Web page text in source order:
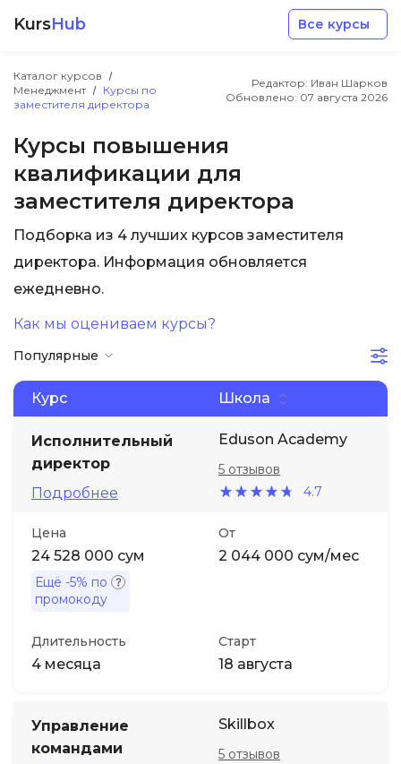
KursHub Все курсы
Каталог курсов
Менеджмент
Курсы по
заместителя директора
Редактор: Иван Шарков
Обновлено: 07 августа 2026
Курсы повышения
квалификации для
заместителя директора
Подборка из 4 лучших курсов заместителя
директора. Информация обновляется
ежедневно.
Как мы оцениваем курсы?
Популярные
Курс Школа
Исполнительный
директор
Подробнее
Eduson Academy
4.7
5 отзывов
Цена
24 528 000 сум
Ещё -5% по
промокоду
От
2 044 000 сум/мес
Длительность
4 месяца
Старт
18 августа
Управление
командами
Skillbox
5 отзывов
Разработка
Маркетинг
Дизайн
Менеджмент
Иностранные языки
Soft Skills
ДПО
Детям
Акции и промокоды